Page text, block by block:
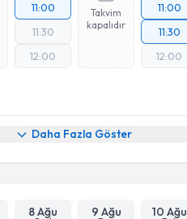
11:00
11:30
12:00
Takvim
kapalıdır
11:00
11:30
12:00
Daha Fazla Göster
8 Ağu 9 Ağu 10 Ağu